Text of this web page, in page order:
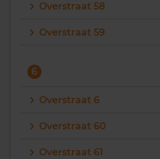
Overstraat 58
Overstraat 59
6
Overstraat 6
Overstraat 60
Overstraat 61